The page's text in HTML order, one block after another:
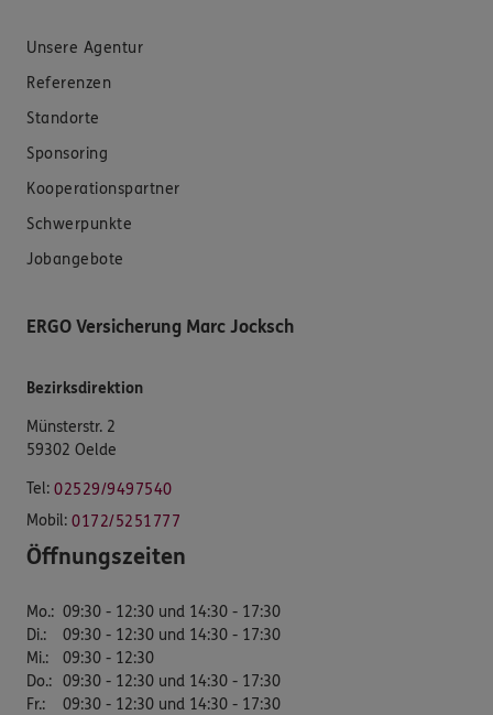
Unsere Agentur
Referenzen
Standorte
Sponsoring
Kooperationspartner
Schwerpunkte
Jobangebote
ERGO Versicherung Marc Jocksch
Bezirksdirektion
Münsterstr. 2
59302 Oelde
Tel: 02529/9497540
Mobil: 0172/5251777
Öffnungszeiten
Mo.: 09:30 - 12:30 und 14:30 - 17:30
Di.:
09:30 - 12:30 und 14:30 - 17:30
Mi.:
09:30 - 12:30
Do.: 09:30 - 12:30 und 14:30 - 17:30
Fr.:
09:30 - 12:30 und 14:30 - 17:30